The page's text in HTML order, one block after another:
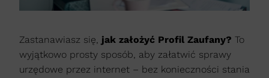
Zastanawiasz się, jak założyć Profil Zaufany? To
wyjątkowo prosty sposób, aby załatwić sprawy
urzędowe przez internet – bez konieczności stania